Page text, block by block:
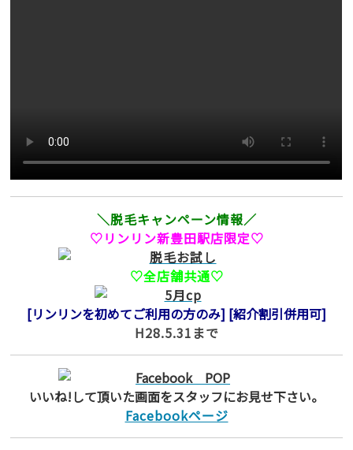
＼脱毛キャンペーン情報／
♡リンリン新豊田駅店限定♡
♡全店舗共通♡
[リンリンを初めてご利用の方のみ] [紹介割引併用可]
H28.5.31まで
いいね!して頂いた画面をスタッフにお見せ下さい。
Facebookページ